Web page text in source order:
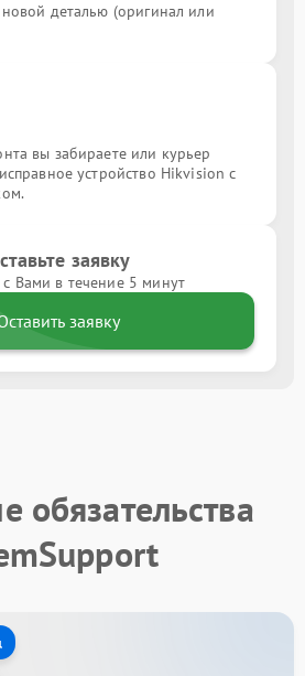
деталью (оригинал или
вы забираете или курьер
устройство Hikvision с
заявку
Вами в течение 5 минут
заявку
обязательства